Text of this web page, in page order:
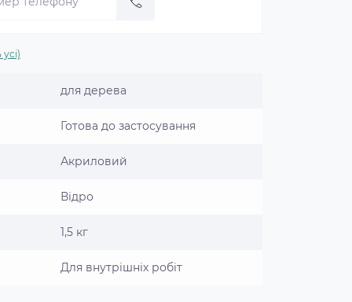
для дерева
Готова до застосування
Акриловий
Відро
1,5 кг
Для внутрішніх робіт